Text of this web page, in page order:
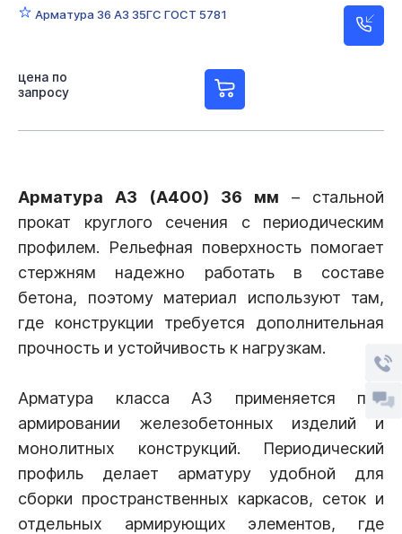
Арматура 36 А3 35ГС ГОСТ 5781
цена по
запросу
Арматура А3 (А400) 36 мм – стальной
прокат круглого сечения с периодическим
профилем. Рельефная поверхность помогает
стержням надежно работать в составе
бетона, поэтому материал используют там,
где конструкции требуется дополнительная
прочность и устойчивость к нагрузкам.
Арматура класса А3 применяется при
армировании железобетонных изделий и
монолитных конструкций. Периодический
профиль делает арматуру удобной для
сборки пространственных каркасов, сеток и
отдельных армирующих элементов, где